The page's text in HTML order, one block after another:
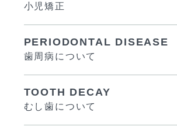
小児矯正
PERIODONTAL DISEASE
歯周病について
TOOTH DECAY
むし歯について